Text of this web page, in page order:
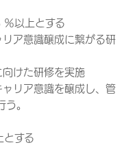
以上とする
ア意識醸成に繋がる研
けた研修を実施
リア意識を醸成し、管
。
する